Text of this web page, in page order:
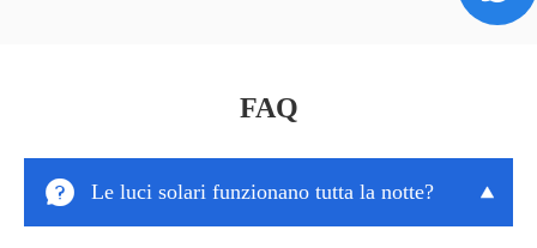
FAQ
 Le luci solari funzionano tutta la notte? 